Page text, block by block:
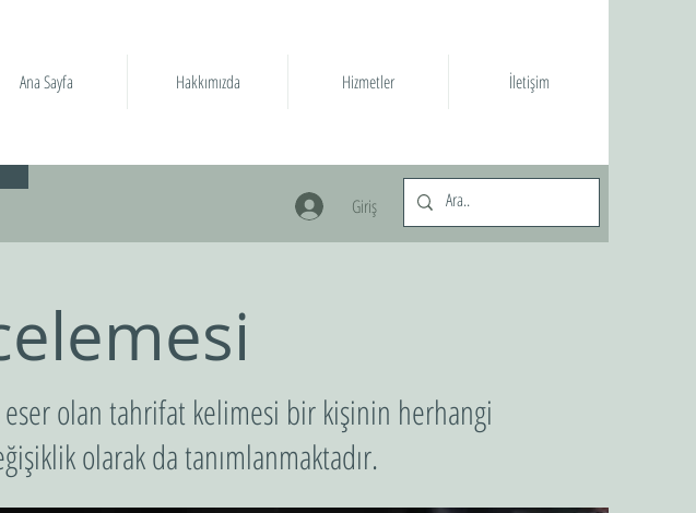
Ana Sayfa Hakkımızda Hizmetler İletişim
Giriş
olan tahrifat kelimesi bir kişinin herhangi
olarak da tanımlanmaktadır.